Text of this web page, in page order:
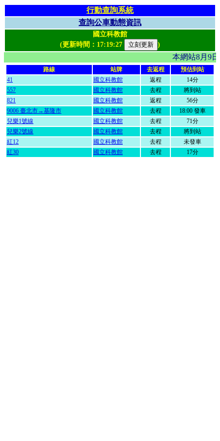
行動查詢系統
查詢公車動態資訊
國立科教館
(更新時間： 17:19:27 )
本網站8月9
路線 站牌 去返程
預估到站
41
國立科教館 返程
14分
557
國立科教館 去程
將到站
821
國立科教館 返程
56分
9006 臺北市→基隆市
國立科教館 去程
18:00 發車
兒樂1號線
國立科教館 去程
71分
兒樂2號線
國立科教館 去程
將到站
紅12
國立科教館 去程
未發車
紅30
國立科教館 去程 17分